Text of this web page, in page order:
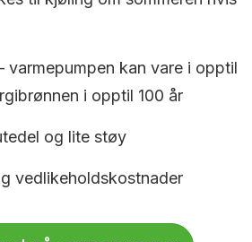
varmepumpen kan vare i opptil
i opptil 100 år
og lite støy
vedlikeholdskostnader